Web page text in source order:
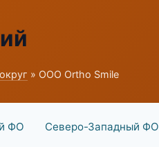
» ООО Ortho Smile
ФО Северо-Западный ФО